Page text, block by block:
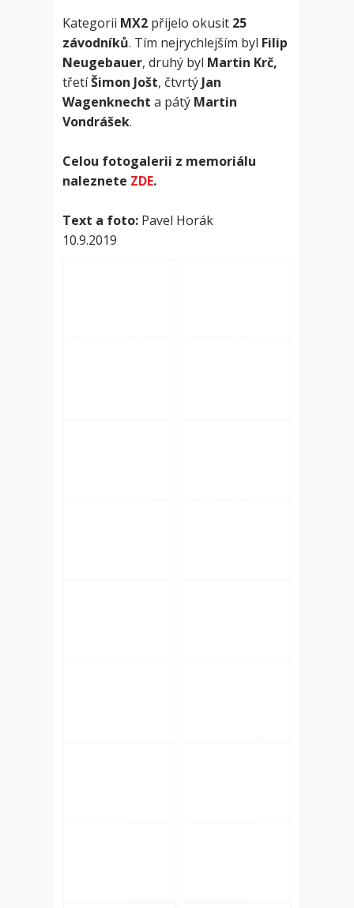
Kategorii MX2 přijelo okusit 25
závodníků. Tím nejrychlejším byl Filip
Neugebauer, druhý byl Martin Krč,
třetíŠimon Jošt, čtvrtý Jan
Wagenknecht a pátý Martin
Vondrášek.
Celou fotogalerii z memoriálu
naleznete ZDE.
Text a foto: Pavel Horák
10.9.2019